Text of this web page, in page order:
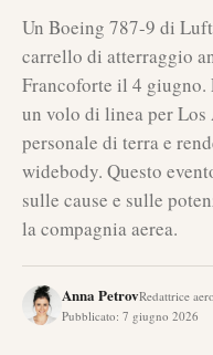
Un Boeing 787-9 di
carrello di atterraggio
Francoforte il 4 giugno.
un volo di linea per
personale di terra e
widebody. Questo
sulle cause e sulle
la compagnia aerea.
Anna PetrovRedattrice
Pubblicato: 7 giugno 2026